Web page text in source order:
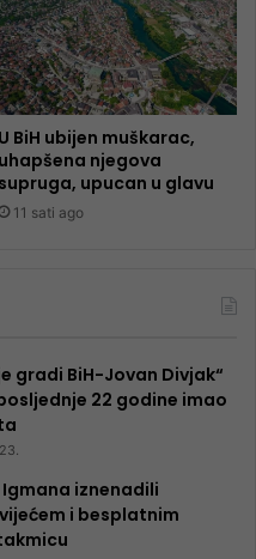
U BiH ubijen muškarac,
uhapšena njegova
supruga, upucan u glavu
11 sati ago
gradi BiH-Jovan Divjak“
22 godine imao
iznenadili
i besplatnim